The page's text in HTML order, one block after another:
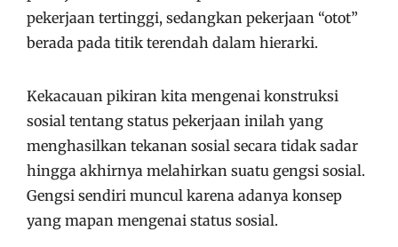
pekerjaan tertinggi, sedangkan pekerjaan “otot”
berada pada titik terendah dalam hierarki.
Kekacauan pikiran kita mengenai konstruksi
sosial tentang status pekerjaan inilah yang
menghasilkan tekanan sosial secara tidak sadar
hingga akhirnya melahirkan suatu gengsi sosial.
Gengsi sendiri muncul karena adanya konsep
yang mapan mengenai status sosial.